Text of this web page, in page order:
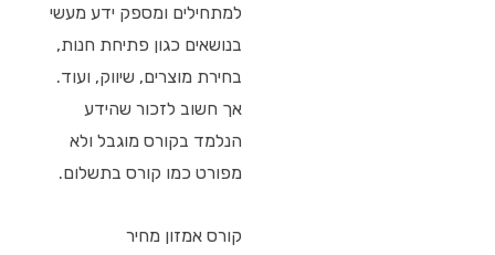
למתחילים ומספק ידע מעשי
בנושאים כגון פתיחת חנות,
בחירת מוצרים, שיווק, ועוד.
אך חשוב לזכור שהידע
הנלמד בקורס מוגבל ולא
מפורט כמו קורס בתשלום.
קורס אמזון מחיר